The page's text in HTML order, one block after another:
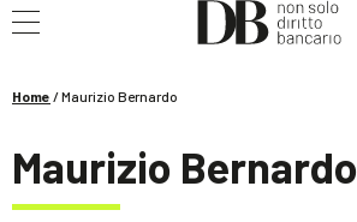
Home /Maurizio Bernardo
Maurizio Bernardo